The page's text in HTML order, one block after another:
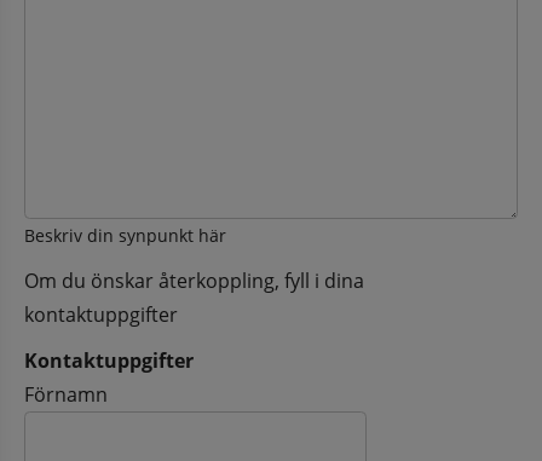
Beskriv din synpunkt här
Om du önskar återkoppling, fyll i dina
kontaktuppgifter
Kontaktuppgifter
Kontaktuppgifter
Förnamn